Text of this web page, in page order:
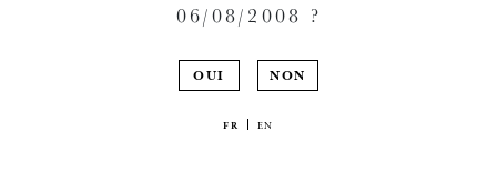
06/08/2008 ?
OUI NON
FR EN